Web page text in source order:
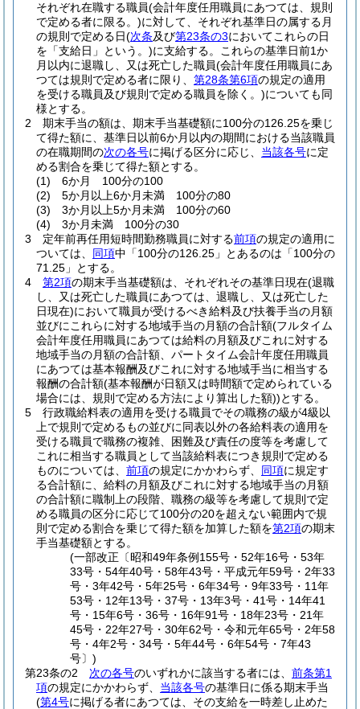
それぞれ在職する職員(会計年度任用職員にあつては、規則
で定める者に限る。)に対して、それぞれ基準日の属する月
の規則で定める日(次条及び第23条の3においてこれらの日
を「支給日」という。)に支給する。
これらの基準日前1か
月以内に退職し、又は死亡した職員(会計年度任用職員にあ
つては規則で定める者に限り、 第28条第6項の規定の適用
を受ける職員及び規則で定める職員を除く。)についても同
様とする。
2
期末手当の額は、期末手当基礎額に100分の126.25を乗じ
て得た額に、基準日以前6か月以内の期間における当該職員
の在職期間の次の各号に掲げる区分に応じ、 当該各号に定
める割合を乗じて得た額とする。
(1)
6か月 100分の100
(2)
5か月以上6か月未満 100分の80
(3)
3か月以上5か月未満 100分の60
(4)
3か月未満 100分の30
3
定年前再任用短時間勤務職員に対する前項の規定の適用に
ついては、 同項中「100分の126.25」とあるのは「100分の
71.25」とする。
4
第2項の期末手当基礎額は、それぞれその基準日現在(退職
し、又は死亡した職員にあつては、退職し、又は死亡した
日現在)において職員が受けるべき給料及び扶養手当の月額
並びにこれらに対する地域手当の月額の合計額(フルタイム
会計年度任用職員にあつては給料の月額及びこれに対する
地域手当の月額の合計額、パートタイム会計年度任用職員
にあつては基本報酬及びこれに対する地域手当に相当する
報酬の合計額(基本報酬が日額又は時間額で定められている
場合には、規則で定める方法により算出した額))とする。
5
行政職給料表の適用を受ける職員でその職務の級が4級以
上で規則で定めるもの並びに同表以外の各給料表の適用を
受ける職員で職務の複雑、困難及び責任の度等を考慮して
これに相当する職員として当該給料表につき規則で定める
ものについては、 前項の規定にかかわらず、 同項に規定す
る合計額に、給料の月額及びこれに対する地域手当の月額
の合計額に職制上の段階、職務の級等を考慮して規則で定
める職員の区分に応じて100分の20を超えない範囲内で規
則で定める割合を乗じて得た額を加算した額を第2項の期末
手当基礎額とする。
(一部改正〔昭和49年条例155号・52年16号・53年
33号・54年40号・58年43号・平成元年59号・2年33
号・3年42号・5年25号・6年34号・9年33号・11年
53号・12年13号・37号・13年3号・41号・14年41
号・15年6号・36号・16年91号・18年23号・21年
45号・22年27号・30年62号・令和元年65号・2年58
号・4年2号・34号・5年44号・6年54号・7年43
号〕)
第23条の2
次の各号のいずれかに該当する者には、 前条第1
項の規定にかかわらず、 当該各号の基準日に係る期末手当
(第4号に掲げる者にあつては、その支給を一時差し止めた